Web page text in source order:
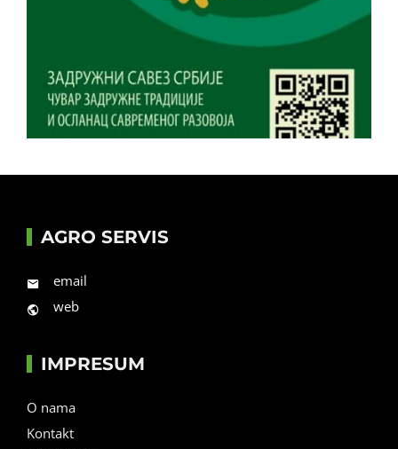
AGRO SERVIS
email
web
IMPRESUM
O nama
Kontakt